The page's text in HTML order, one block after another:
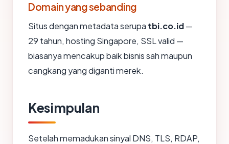
Domain yang sebanding
Situs dengan metadata serupa tbi.co.id—
29 tahun, hosting Singapore, SSL valid —
biasanya mencakup baik bisnis sah maupun
cangkang yang diganti merek.
Kesimpulan
Setelah memadukan sinyal DNS, TLS, RDAP,